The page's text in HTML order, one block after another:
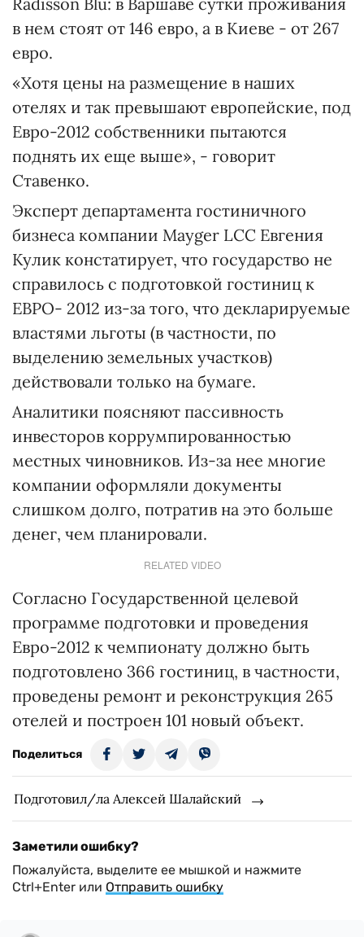
в нем стоят от 146 евро, а в Киеве - от 267
евро.
«Хотя цены на размещение в наших
отелях и так превышают европейские, под
Евро-2012 собственники пытаются
поднять их еще выше», - говорит
Ставенко.
Эксперт департамента гостиничного
бизнеса компании Mayger LCC Евгения
Кулик констатирует, что государство не
справилось с подготовкой гостиниц к
ЕВРО- 2012 из-за того, что декларируемые
властями льготы (в частности, по
выделению земельных участков)
действовали только на бумаге.
Аналитики поясняют пассивность
инвесторов коррумпированностью
местных чиновников. Из-за нее многие
компании оформляли документы
слишком долго, потратив на это больше
денег, чем планировали.
RELATED VIDEO
Согласно Государственной целевой
программе подготовки и проведения
Евро-2012 к чемпионату должно быть
подготовлено 366 гостиниц, в частности,
проведены ремонт и реконструкция 265
отелей и построен 101 новый объект.
Поделиться
Подготовил/ла Алексей Шалайский
Заметили ошибку?
Пожалуйста, выделите ее мышкой и нажмите
Ctrl+Enter или Отправить ошибку